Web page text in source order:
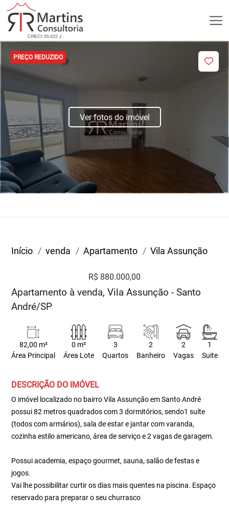
PREÇO REDUZIDO
Ver fotos do imóvel
Início venda Apartamento Vila Assunção
R$ 880.000,00
Apartamento à venda, Vila Assunção - Santo
André/SP
82,00 m²
Área Principal
0 m²
Área Lote
3
Quartos
2
Banheiro
2
Vagas
1
Suite
DESCRIÇÃO DO IMÓVEL
O imóvel localizado no bairro Vila Assunção em Santo André
possui 82 metros quadrados com 3 dormitórios, sendo1 suíte
(todos com armários), sala de estar e jantar com varanda,
cozinha estilo americano, área de serviço e 2 vagas de garagem.
Possui academia, espaço gourmet, sauna, salão de festas e
jogos.
Vai lhe possibilitar curtir os dias mais quentes na piscina. Espaço
reservado para preparar o seu churrasco